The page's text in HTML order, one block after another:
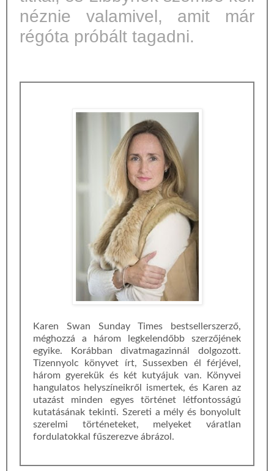
néznie valamivel, amit már
régóta próbált tagadni.
Karen Swan Sunday Times bestsellerszerző,
méghozzá a három legkelendőbb szerzőjének
egyike. Korábban divatmagazinnál dolgozott.
Tizennyolc könyvet írt, Sussexben él férjével,
három gyerekük és két kutyájuk van. Könyvei
hangulatos helyszíneikről ismertek, és Karen az
utazást minden egyes történet létfontosságú
kutatásának tekinti. Szereti a mély és bonyolult
szerelmi történeteket, melyeket váratlan
fordulatokkal fűszerezve ábrázol.